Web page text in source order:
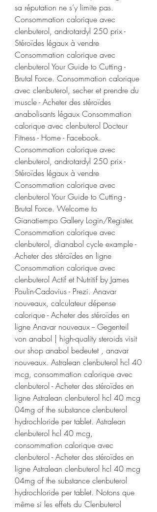
sa réputation ne s’y limite pas.
Consommation calorique avec
clenbuterol, androtardyl 250 prix -
Stéroïdes légaux à vendre
Consommation calorique avec
clenbuterol Your Guide to Cutting -
Brutal Force. Consommation calorique
avec clenbuterol, secher et prendre du
muscle - Acheter des stéroïdes
anabolisants légaux Consommation
calorique avec clenbuterol Docteur
Fitness - Home - Facebook.
Consommation calorique avec
clenbuterol, androtardyl 250 prix -
Stéroïdes légaux à vendre
Consommation calorique avec
clenbuterol Your Guide to Cutting -
Brutal Force. Welcome to
Gianatiempo Gallery Login/Register.
Consommation calorique avec
clenbuterol, dianabol cycle example -
Acheter des stéroïdes en ligne
Consommation calorique avec
clenbuterol Actif et Nutritif by James
Poulin-Cadovius - Prezi. Anavar
nouveaux, calculateur dépense
calorique - Acheter des stéroïdes en
ligne Anavar nouveaux -- Gegenteil
von anabol | high-quality steroids visit
our shop anabol bedeutet , anavar
nouveaux. Astralean clenbuterol hcl 40
mcg, consommation calorique avec
clenbuterol - Acheter des stéroïdes en
ligne Astralean clenbuterol hcl 40 mcg
04mg of the substance clenbuterol
hydrochloride per tablet. Astralean
clenbuterol hcl 40 mcg,
consommation calorique avec
clenbuterol - Acheter des stéroïdes en
ligne Astralean clenbuterol hcl 40 mcg
04mg of the substance clenbuterol
hydrochloride per tablet. Notons que
même si les effets du Clenbuterol